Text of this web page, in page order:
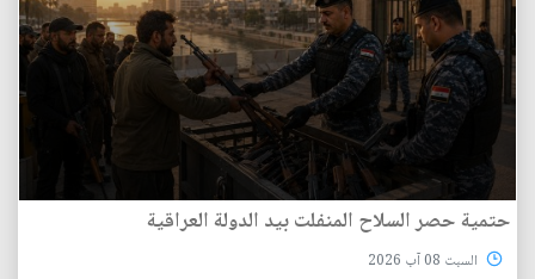
حتمية حصر السلاح المنفلت بيد الدولة العراقية
السبت 08 آب 2026